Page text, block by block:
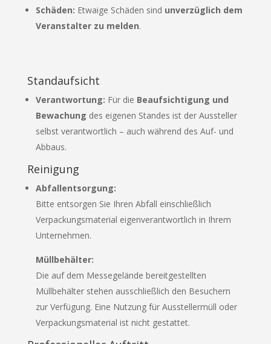
Schäden: Etwaige Schäden sind unverzüglich dem
Veranstalter zu melden.
Standaufsicht
Verantwortung: Für die Beaufsichtigung und
Bewachung des eigenen Standes ist der Aussteller
selbst verantwortlich – auch während des Auf- und
Abbaus.
Reinigung
Abfallentsorgung:
Bitte entsorgen Sie Ihren Abfall einschließlich
Verpackungsmaterial eigenverantwortlich in Ihrem
Unternehmen.
Müllbehälter:
Die auf dem Messegelände bereitgestellten
Müllbehälter stehen ausschließlich den Besuchern
zur Verfügung. Eine Nutzung für Ausstellermüll oder
Verpackungsmaterial ist nicht gestattet.